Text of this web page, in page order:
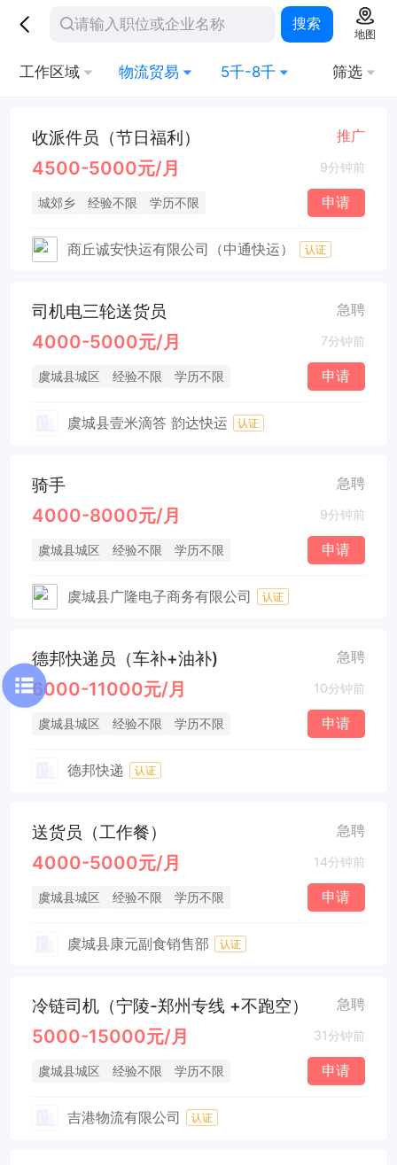
搜索
地图
工作区域 物流贸易 5千-8千 筛选
收派件员（节日福利） 推广
4500-5000元/月 9分钟前
城郊乡 经验不限 学历不限 申请
商丘诚安快运有限公司（中通快运） 认证
司机电三轮送货员 急聘
4000-5000元/月 7分钟前
虞城县城区 经验不限 学历不限 申请
虞城县壹米滴答 韵达快运 认证
骑手 急聘
4000-8000元/月 9分钟前
虞城县城区 经验不限 学历不限 申请
虞城县广隆电子商务有限公司 认证
德邦快递员（车补+油补) 急聘
6000-11000元/月 10分钟前
虞城县城区 经验不限 学历不限 申请
德邦快递 认证
送货员（工作餐） 急聘
4000-5000元/月 14分钟前
虞城县城区 经验不限 学历不限 申请
虞城县康元副食销售部 认证
冷链司机（宁陵-郑州专线 +不跑空） 急聘
5000-15000元/月 31分钟前
虞城县城区 经验不限 学历不限 申请
吉港物流有限公司 认证